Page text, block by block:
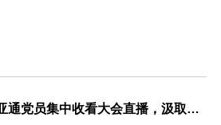
礼赞建党 105 周年｜亚通党员集中收看大会直播，汲取奋进力量